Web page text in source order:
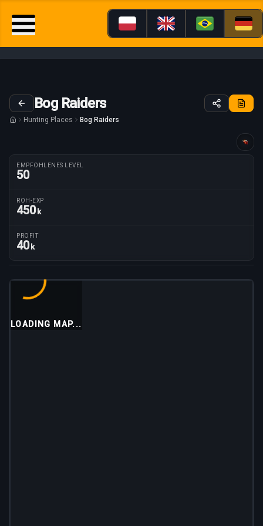
Bog Raiders
Hunting Places Bog Raiders
Routenparameter
EMPFOHLENES LEVEL
50
ROH-EXP
450 k
PROFIT
40 k
LOADING MAP...